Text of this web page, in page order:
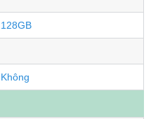
128GB
Không